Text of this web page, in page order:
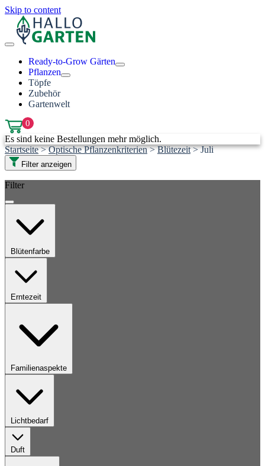
Skip to content
Ready-to-Grow Gärten
Pflanzen
Töpfe
Zubehör
Gartenwelt
0
Es sind keine Bestellungen mehr möglich.
Startseite > Optische Pflanzenkriterien > Blütezeit > Juli
Filter anzeigen
Filter
Blütenfarbe
Erntezeit
Familienaspekte
Lichtbedarf
Duft